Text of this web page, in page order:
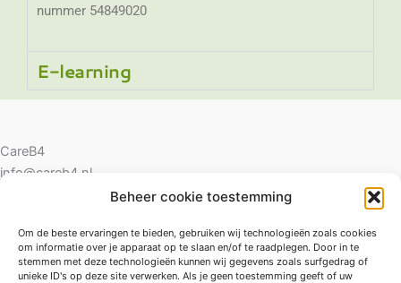
Beheer cookie toestemming
Om de beste ervaringen te bieden, gebruiken wij technologieën zoals cookies
om informatie over je apparaat op te slaan en/of te raadplegen. Door in te
stemmen met deze technologieën kunnen wij gegevens zoals surfgedrag of
unieke ID's op deze site verwerken. Als je geen toestemming geeft of uw
nummer 54849020
E-learning
CareB4
info@careb4.nl
CRKBO-geregistreerd